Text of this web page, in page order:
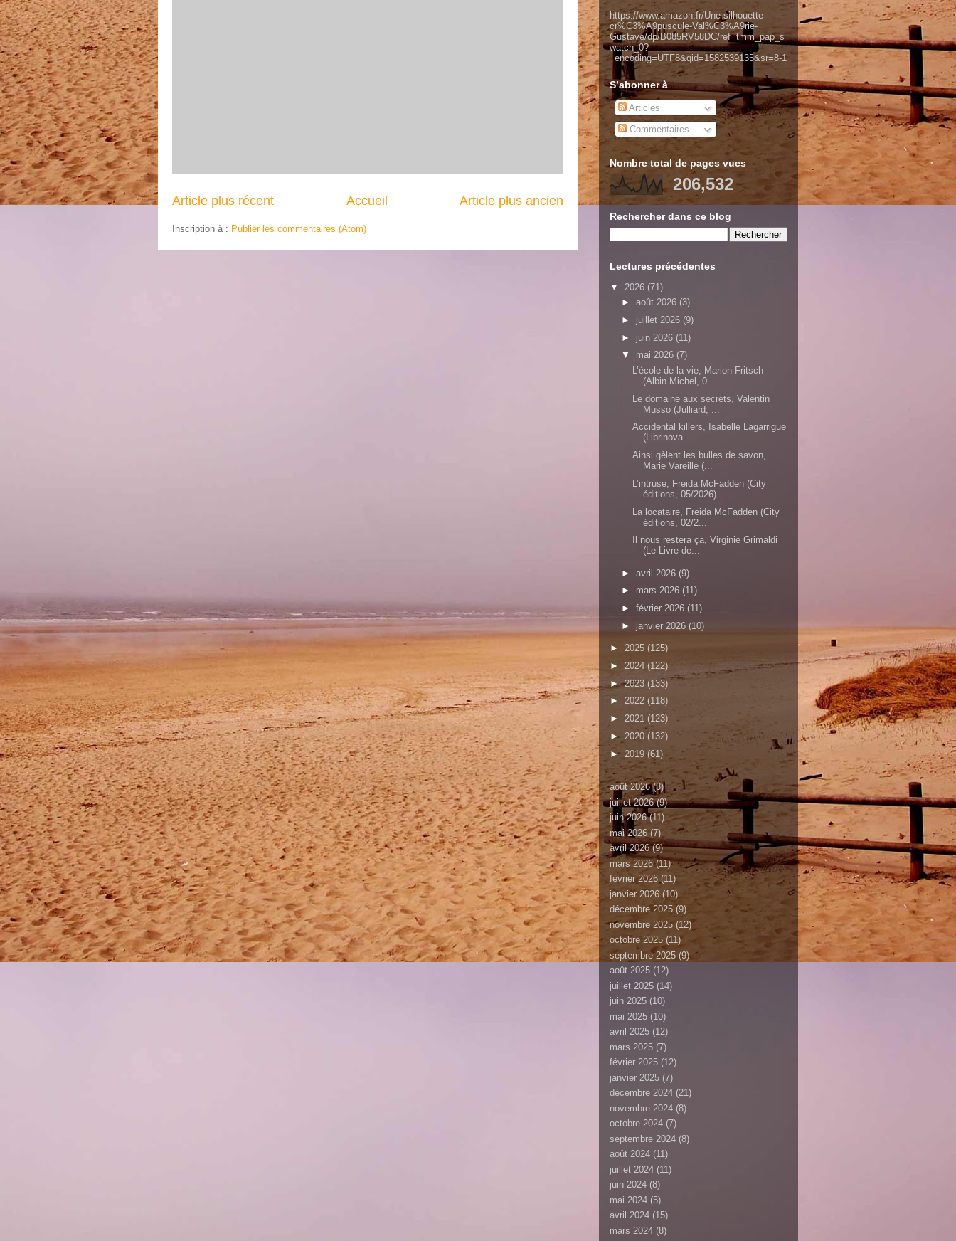
Article plus récent Article plus ancien
Accueil
Inscription à : Publier les commentaires (Atom)
https://www.amazon.fr/Une-silhouette-
cr%C3%A9puscule-Val%C3%A9rie-
Gustave/dp/B085RV58DC/ref=tmm_pap_s
watch_0?
_encoding=UTF8&qid=1582539135&sr=8-1
S’abonner à
Articles
Commentaires
Nombre total de pages vues
206,532
Rechercher dans ce blog
Lectures précédentes
▼ 2026 (71)
► août 2026 (3)
► juillet 2026 (9)
► juin 2026 (11)
▼ mai 2026 (7)
L’école de la vie, Marion Fritsch
(Albin Michel, 0...
Le domaine aux secrets, Valentin
Musso (Julliard, ...
Accidental killers, Isabelle Lagarrigue
(Librinova...
Ainsi gèlent les bulles de savon,
Marie Vareille (...
L’intruse, Freida McFadden (City
éditions, 05/2026)
La locataire, Freida McFadden (City
éditions, 02/2...
Il nous restera ça, Virginie Grimaldi
(Le Livre de...
► avril 2026 (9)
► mars 2026 (11)
► février 2026 (11)
► janvier 2026 (10)
► 2025 (125)
► 2024 (122)
►2023 (133)
► 2022 (118)
► 2021 (123)
► 2020 (132)
► 2019 (61)
août 2026(3)
juillet 2026(9)
juin 2026(11)
mai 2026(7)
avril 2026(9)
mars 2026(11)
février 2026 (11)
janvier 2026 (10)
décembre 2025 (9)
novembre 2025 (12)
octobre 2025 (11)
septembre 2025 (9)
août 2025 (12)
juillet 2025 (14)
juin 2025 (10)
mai 2025 (10)
avril 2025 (12)
mars 2025 (7)
février 2025 (12)
janvier 2025 (7)
décembre 2024 (21)
novembre 2024 (8)
octobre 2024 (7)
septembre 2024 (8)
août 2024 (11)
juillet 2024 (11)
juin 2024 (8)
mai 2024 (5)
avril 2024 (15)
mars 2024 (8)